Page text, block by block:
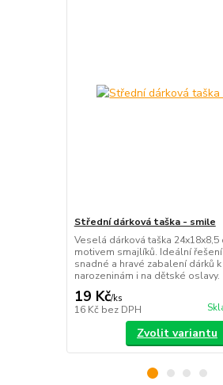
Střední dárková taška - smile
Veselá dárková taška 24x18x8,5
motivem smajlíků. Ideální
snadné a hravé zabalení dárků k
narozeninám i na dětské oslavy.
19 Kč/ks
16 Kč bez DPH
Zvolit variantu